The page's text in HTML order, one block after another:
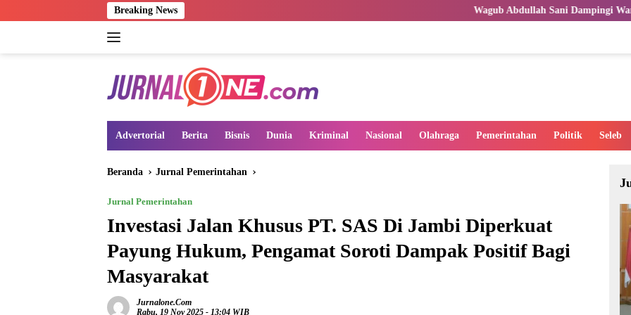
ke
Breaking News Wagub Abdullah Sani Dampingi Wamen Dikdasmen RI
Advertorial Berita Bisnis Dunia Kriminal Nasional Olahraga Pemerintahan Politik Seleb
Beranda Jurnal Pemerintahan
Jurnal Pemerintahan
Investasi Jalan Khusus PT. SAS Di Jambi Diperkuat
Payung Hukum, Pengamat Soroti Dampak Positif Bagi
Masyarakat
Jurnalone.com
Rabu, 19 Nov 2025 - 13:04 WIB